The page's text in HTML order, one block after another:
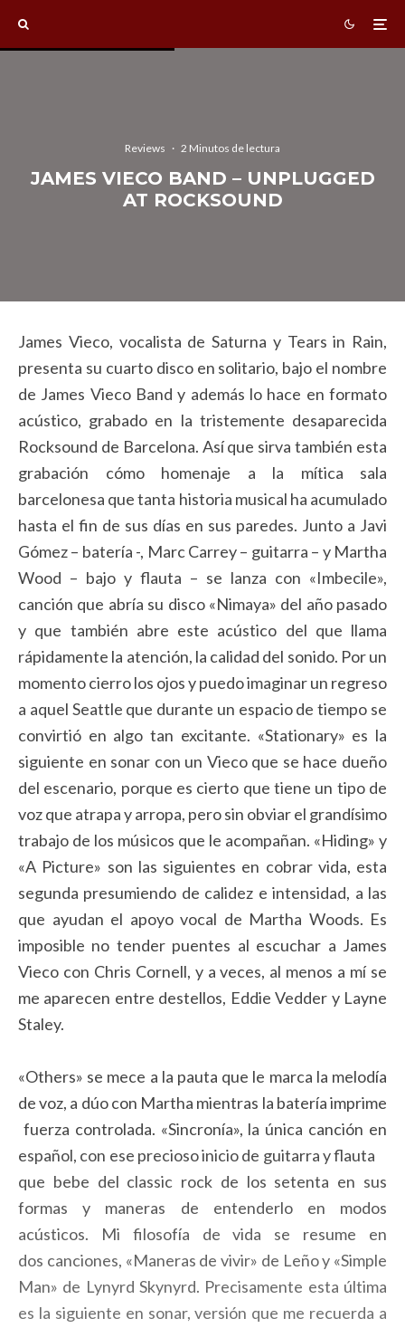
Reviews · 2 Minutos de lectura
JAMES VIECO BAND – UNPLUGGED
AT ROCKSOUND
James Vieco, vocalista de Saturna y Tears in Rain,
presenta su cuarto disco en solitario, bajo el nombre
de James Vieco Band y además lo hace en formato
acústico, grabado en la tristemente desaparecida
Rocksound de Barcelona. Así que sirva también esta
grabación cómo homenaje a la mítica sala
barcelonesa que tanta historia musical ha acumulado
hasta el fin de sus días en sus paredes. Junto a Javi
Gómez – batería -, Marc Carrey – guitarra – y Martha
Wood – bajo y flauta – se lanza con «Imbecile»,
canción que abría su disco «Nimaya» del año pasado
y que también abre este acústico del que llama
rápidamente la atención, la calidad del sonido. Por un
momento cierro los ojos y puedo imaginar un regreso
a aquel Seattle que durante un espacio de tiempo se
convirtió en algo tan excitante. «Stationary» es la
siguiente en sonar con un Vieco que se hace dueño
del escenario, porque es cierto que tiene un tipo de
voz que atrapa y arropa, pero sin obviar el grandísimo
trabajo de los músicos que le acompañan. «Hiding» y
«A Picture» son las siguientes en cobrar vida, esta
segunda presumiendo de calidez e intensidad, a las
que ayudan el apoyo vocal de Martha Woods. Es
imposible no tender puentes al escuchar a James
Vieco con Chris Cornell, y a veces, al menos a mí se
me aparecen entre destellos, Eddie Vedder y Layne
Staley.
«Others» se mece a la pauta que le marca la melodía
de voz, a dúo con Martha mientras la batería imprime
fuerza controlada. «Sincronía», la única canción en
español, con ese precioso inicio de guitarra y flauta
que bebe del classic rock de los setenta en sus
formas y maneras de entenderlo en modos
acústicos. Mi filosofía de vida se resume en
dos canciones, «Maneras de vivir» de Leño y «Simple
Man» de Lynyrd Skynyrd. Precisamente esta última
es la siguiente en sonar, versión que me recuerda a